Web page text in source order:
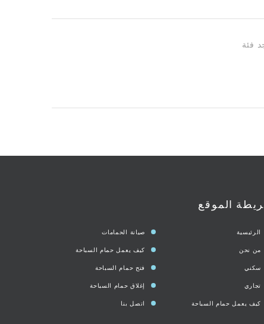
فئة
الموقع
الرئيسية
من نحن
سكني
تجاري
كيف يعمل حمام السباحة
صيانة الحمامات
كيف يعمل حمام السباحة
فتح حمام السباحة
إغلاق حمام السباحة
اتصل بنا